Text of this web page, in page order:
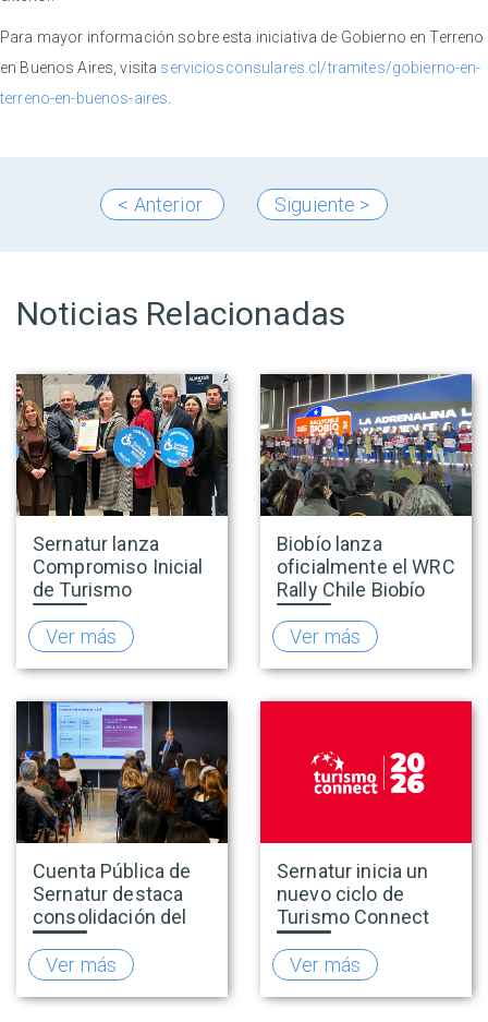
Para mayor información sobre esta iniciativa de Gobierno en Terreno
en Buenos Aires, visita serviciosconsulares.cl/tramites/gobierno-en-
terreno-en-buenos-aires
< Anterior Siguiente >
Noticias Relacionadas
Sernatur lanza
Compromiso Inicial
de Turismo
Accesible para
promover una
oferta turística más
inclusiva
Ver más
Biobío lanza
oficialmente el WRC
Rally Chile Biobío
2026 con 141
empresas
adheridas al Sello
Rally
Ver más
Cuenta Pública de
Sernatur destaca
consolidación del
turismo en 2025 y
presenta hoja de
ruta para fortalecer
la competitividad
Ver más
Sernatur inicia un
nuevo ciclo de
Turismo Connect
para fortalecer la
inteligencia de
mercado de la
industria turística
Ver más